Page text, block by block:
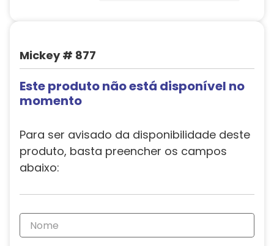
Mickey # 877
Este produto não está disponível no
momento
Para ser avisado da disponibilidade deste
produto, basta preencher os campos
abaixo: